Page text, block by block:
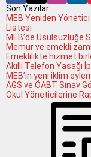
Son Yazılar
MEB Yeniden Yönetici
Listesi
MEB’de Usulsüzlüğe
Memur ve emekli
Emeklilikte hizmet
Akıllı Telefon Yasağı
MEB’in yeni iklim
AGS ve ÖABT Sınav
Okul Yöneticilerine